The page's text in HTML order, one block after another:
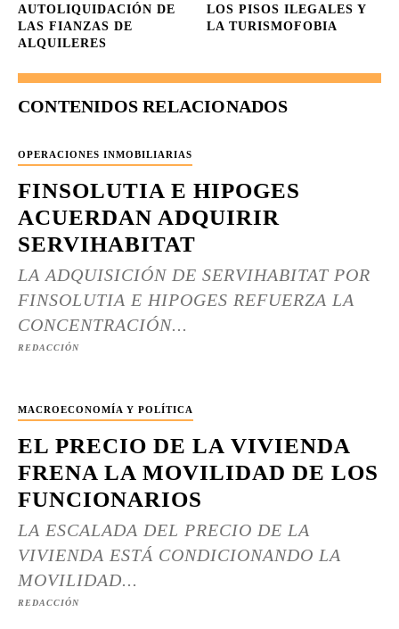
AUTOLIQUIDACIÓN DE
LAS FIANZAS DE
ALQUILERES
LOS PISOS ILEGALES Y
LA TURISMOFOBIA
CONTENIDOS RELACIONADOS
OPERACIONES INMOBILIARIAS
FINSOLUTIA E HIPOGES
ACUERDAN ADQUIRIR
SERVIHABITAT
LA ADQUISICIÓN DE SERVIHABITAT POR
FINSOLUTIA E HIPOGES REFUERZA LA
CONCENTRACIÓN...
REDACCIÓN
MACROECONOMÍA Y POLÍTICA
EL PRECIO DE LA VIVIENDA
FRENA LA MOVILIDAD DE LOS
FUNCIONARIOS
LA ESCALADA DEL PRECIO DE LA
VIVIENDA ESTÁ CONDICIONANDO LA
MOVILIDAD...
REDACCIÓN